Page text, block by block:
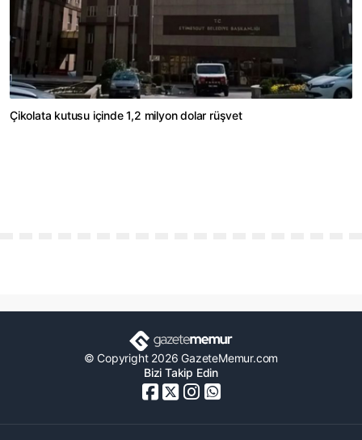
Çikolata kutusu içinde 1,2 milyon dolar rüşvet
© Copyright 2026 GazeteMemur.com
Bizi Takip Edin